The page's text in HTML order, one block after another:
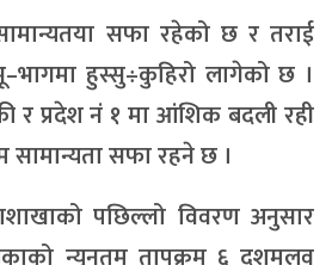
सफा रहेको छ र तराई
हुस्सु÷कुहिरो लागेको छ ।
र प्रदेश नं १ मा आंशिक बदली रही
सामान्यता सफा रहने छ ।
पछिल्लो विवरण अनुसार